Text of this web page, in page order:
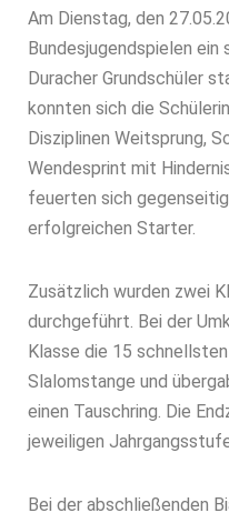
Am Dienstag, den
Bundesjugendspielen
Duracher Grundschüler
konnten sich die
Disziplinen Weitsprung,
Wendesprint mit
feuerten sich
erfolgreichen Starter.
Zusätzlich wurden zwei
durchgeführt. Bei der
Klasse die 15
Slalomstange und
einen Tauschring. Die
jeweiligen
Bei der abschließenden